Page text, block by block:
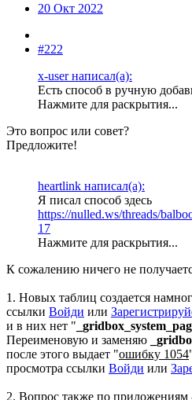
20 Окт 2022
#222
x-user написал(а):
Есть способ в ручную
Нажмите для раскрытия...
Это вопрос или совет?
Предложите!
heartlink написал(а):
Я писал способ здесь
https://nulled.ws/threads/
17
Нажмите для раскрытия...
К сожалению ничего не
1. Новых таблиц создается
ссылки Войди или
и в них нет "
Переименовую и заменяю
после этого выдает "ошибку 1054
просмотра ссылки Войди или
2. Вопрос также по приложениям